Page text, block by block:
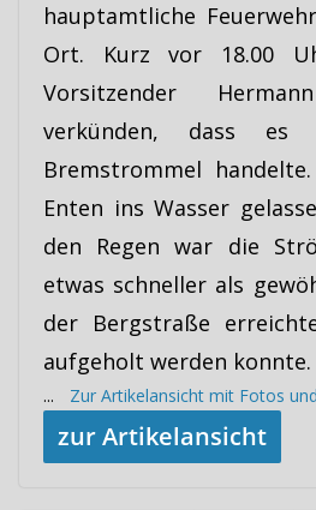
hauptamtliche
Ort. Kurz vor 18.00
Vorsitzender
verkünden, dass
Bremstrommel
Enten ins Wasser
den Regen war die
etwas schneller als
der Bergstraße
aufgeholt werden konnte.
...Zur Artikelansicht mit Fotos
zur Artikelansicht